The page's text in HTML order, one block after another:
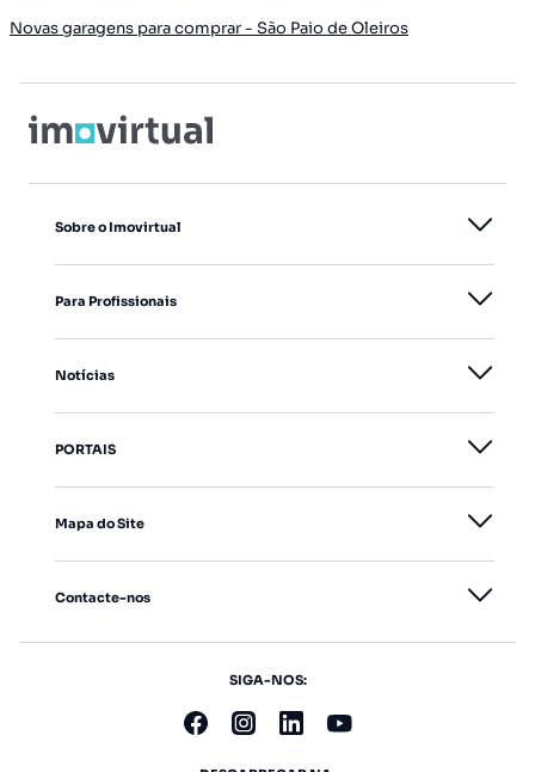
Novas garagens para comprar - São Paio de Oleiros
Sobre o Imovirtual
Para Profissionais
Notícias
PORTAIS
Mapa do Site
Contacte-nos
SIGA-NOS: